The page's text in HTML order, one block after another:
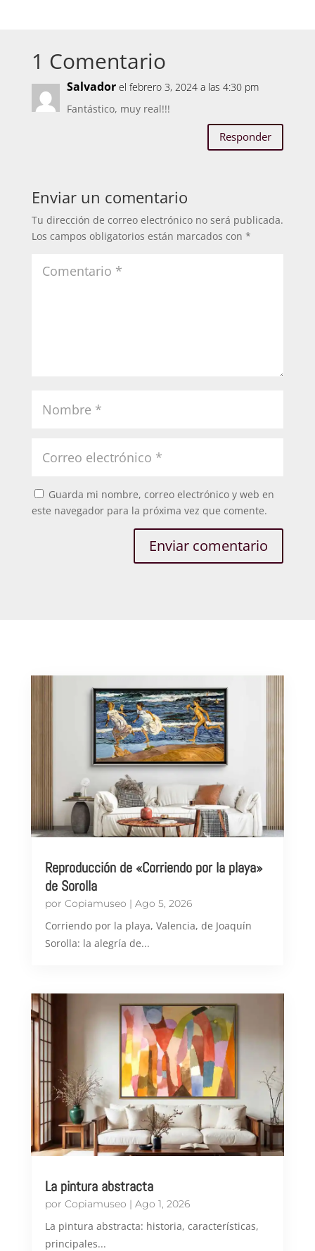
1 Comentario
Salvador el febrero 3, 2024 a las 4:30 pm
Fantástico, muy real!!!
Responder
Enviar un comentario
Tu dirección de correo electrónico no será publicada.
Los campos obligatorios están marcados con *
Guarda mi nombre, correo electrónico y web en
este navegador para la próxima vez que comente.
Enviar comentario
Reproducción de «Corriendo por la playa»
de Sorolla
por Copiamuseo | Ago 5, 2026
Corriendo por la playa, Valencia, de Joaquín
Sorolla: la alegría de...
La pintura abstracta
por Copiamuseo | Ago 1, 2026
​La pintura abstracta: historia, características,
principales...